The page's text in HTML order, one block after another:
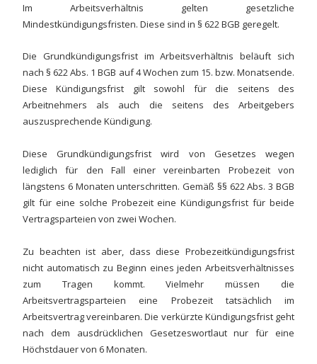
Im Arbeitsverhältnis gelten gesetzliche
Mindestkündigungsfristen. Diese sind in § 622 BGB geregelt.
Die Grundkündigungsfrist im Arbeitsverhältnis beläuft sich
nach § 622 Abs. 1 BGB auf 4 Wochen zum 15. bzw. Monatsende.
Diese Kündigungsfrist gilt sowohl für die seitens des
Arbeitnehmers als auch die seitens des Arbeitgebers
auszusprechende Kündigung.
Diese Grundkündigungsfrist wird von Gesetzes wegen
lediglich für den Fall einer vereinbarten Probezeit von
längstens 6 Monaten unterschritten. Gemäß §§ 622 Abs. 3 BGB
gilt für eine solche Probezeit eine Kündigungsfrist für beide
Vertragsparteien von zwei Wochen.
Zu beachten ist aber, dass diese Probezeitkündigungsfrist
nicht automatisch zu Beginn eines jeden Arbeitsverhältnisses
zum Tragen kommt. Vielmehr müssen die
Arbeitsvertragsparteien eine Probezeit tatsächlich im
Arbeitsvertrag vereinbaren. Die verkürzte Kündigungsfrist geht
nach dem ausdrücklichen Gesetzeswortlaut nur für eine
Höchstdauer von 6 Monaten.